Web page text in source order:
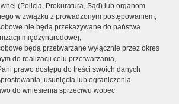
(Policja, Prokuratura, Sąd) lub organom
w związku z prowadzonym postępowaniem,
nie będą przekazywane do państwa
międzynarodowej,
będą przetwarzane wyłącznie przez okres
do realizacji celu przetwarzania,
prawo dostępu do treści swoich danych
usunięcia lub ograniczenia
do wniesienia sprzeciwu wobec